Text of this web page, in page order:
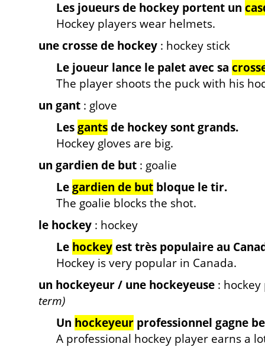
Les joueurs de hockey portent un
Hockey players wear helmets.
une crosse de hockey : hockey stick
Le joueur lance le palet avec sa
The player shoots the puck with his
un gant : glove
Lesgantsde hockey sont grands.
Hockey gloves are big.
un gardien de but : goalie
Legardien de but bloque le tir.
The goalie blocks the shot.
le hockey : hockey
Le hockeyest très populaire au
Hockey is very popular in Canada.
un hockeyeur / une hockeyeuse :
term)
Un hockeyeur professionnel gagne
A professional hockey player earns a